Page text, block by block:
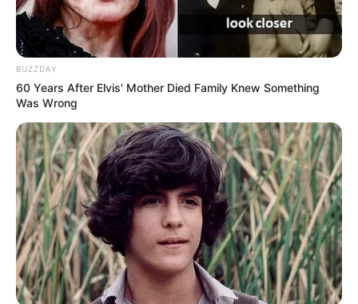
BUZZDAY
60 Years After Elvis' Mother Died Family Knew Something
Was Wrong